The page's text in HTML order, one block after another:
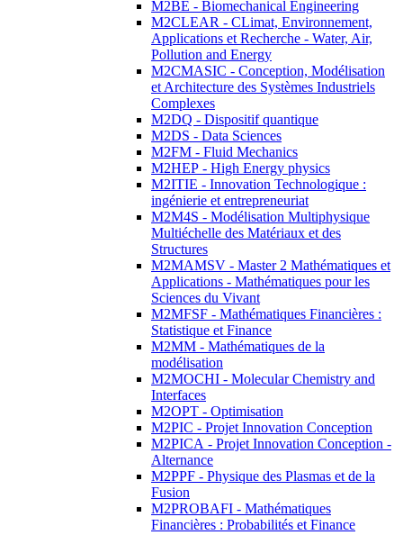
M2BE - Biomechanical Engineering
M2CLEAR - CLimat, Environnement,
Applications et Recherche - Water, Air,
Pollution and Energy
M2CMASIC - Conception, Modélisation
et Architecture des Systèmes Industriels
Complexes
M2DQ - Dispositif quantique
M2DS - Data Sciences
M2FM - Fluid Mechanics
M2HEP - High Energy physics
M2ITIE - Innovation Technologique :
ingénierie et entrepreneuriat
M2M4S - Modélisation Multiphysique
Multiéchelle des Matériaux et des
Structures
M2MAMSV - Master 2 Mathématiques et
Applications - Mathématiques pour les
Sciences du Vivant
M2MFSF - Mathématiques Financières :
Statistique et Finance
M2MM - Mathématiques de la
modélisation
M2MOCHI - Molecular Chemistry and
Interfaces
M2OPT - Optimisation
M2PIC - Projet Innovation Conception
M2PICA - Projet Innovation Conception -
Alternance
M2PPF - Physique des Plasmas et de la
Fusion
M2PROBAFI - Mathématiques
Financières : Probabilités et Finance